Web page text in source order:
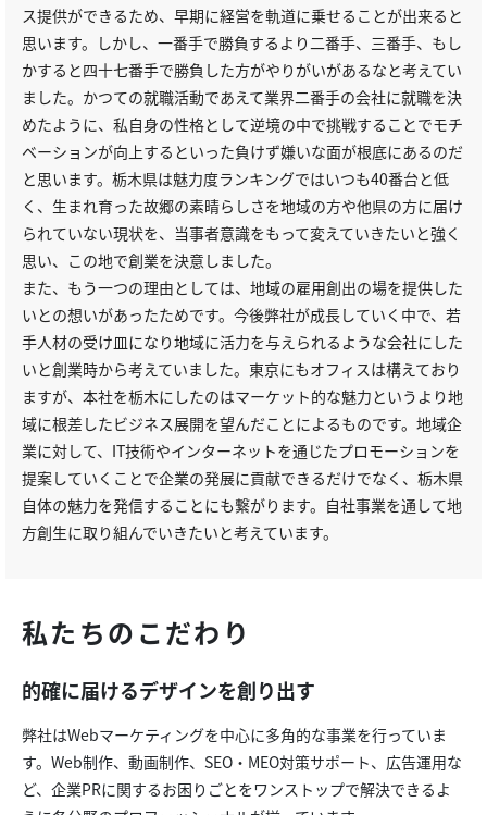
ス提供ができるため、早期に経営を軌道に乗せることが出来ると
思います。しかし、一番手で勝負するより二番手、三番手、もし
かすると四十七番手で勝負した方がやりがいがあるなと考えてい
ました。かつての就職活動であえて業界二番手の会社に就職を決
めたように、私自身の性格として逆境の中で挑戦することでモチ
ベーションが向上するといった負けず嫌いな面が根底にあるのだ
と思います。栃木県は魅力度ランキングではいつも40番台と低
く、生まれ育った故郷の素晴らしさを地域の方や他県の方に届け
られていない現状を、当事者意識をもって変えていきたいと強く
思い、この地で創業を決意しました。
また、もう一つの理由としては、地域の雇用創出の場を提供した
いとの想いがあったためです。今後弊社が成長していく中で、若
手人材の受け皿になり地域に活力を与えられるような会社にした
いと創業時から考えていました。東京にもオフィスは構えており
ますが、本社を栃木にしたのはマーケット的な魅力というより地
域に根差したビジネス展開を望んだことによるものです。地域企
業に対して、IT技術やインターネットを通じたプロモーションを
提案していくことで企業の発展に貢献できるだけでなく、栃木県
自体の魅力を発信することにも繋がります。自社事業を通して地
方創生に取り組んでいきたいと考えています。
私たちのこだわり
的確に届けるデザインを創り出す
弊社はWebマーケティングを中心に多角的な事業を行っていま
す。Web制作、動画制作、SEO・MEO対策サポート、広告運用な
ど、企業PRに関するお困りごとをワンストップで解決できるよ